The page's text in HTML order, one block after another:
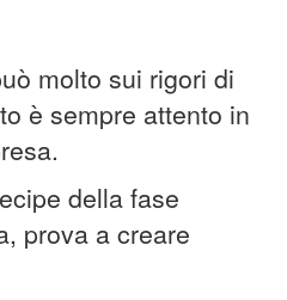
molto sui rigori di
è sempre attento in
della fase
prova a creare